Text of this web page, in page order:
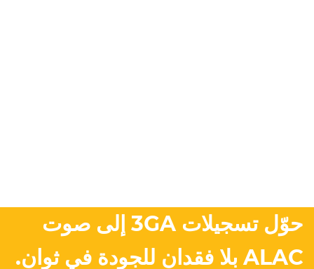
حوّل تسجيلات 3GA إلى صوت
ALAC بلا فقدان للجودة في ثوانٍ.